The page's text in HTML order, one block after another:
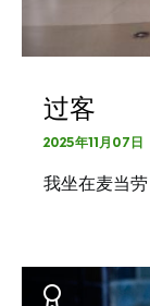
过客
2025年11月07日
我坐在麦当